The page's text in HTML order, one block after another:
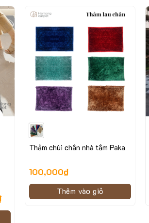
Bug Thảm chùi chân nhà tắm Paka
100,000₫
Thêm vào giỏ